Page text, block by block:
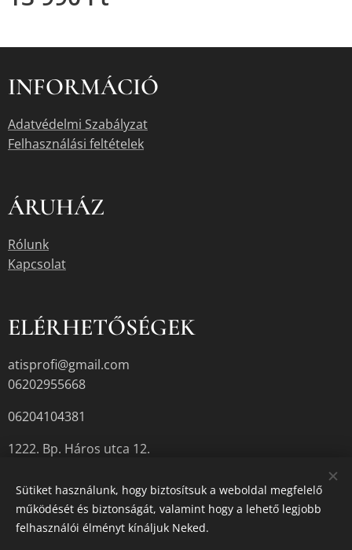
INFORMÁCIÓ
Adatvédelmi Szabályzat
Felhasználási feltételek
ÁRUHÁZ
Rólunk
Kapcsolat
ELÉRHETŐSÉGEK
atisprofi@gmail.com
06202955668
06204104381
1222. Bp. Háros utca 12.
A termékek aktuális készletéről érdeklődjön az üzletben, vagy a
megadott elérhetőségek egyikén.
Sütiket használunk, hogy biztosítsuk a weboldal megfelelő
működését és biztonságát, valamint hogy a lehető legjobb
felhasználói élményt kínáljuk Neked.